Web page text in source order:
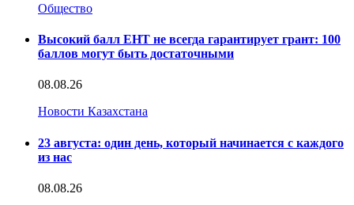
Общество
Высокий балл ЕНТ не всегда гарантирует грант: 100
баллов могут быть достаточными
08.08.26
Новости Казахстана
23 августа: один день, который начинается с каждого
из нас
08.08.26